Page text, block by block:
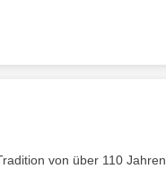
von über 110 Jahren